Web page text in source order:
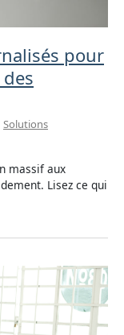
pour
Solutions
massif aux
Lisez ce qui